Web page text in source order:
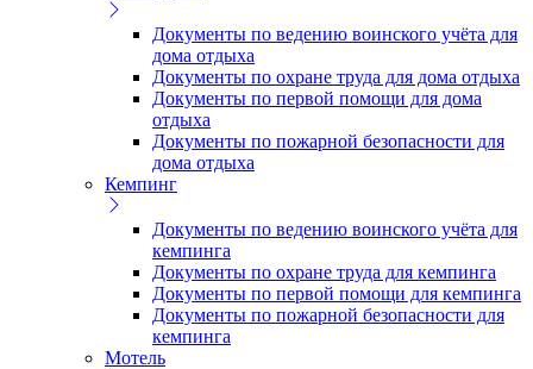
Документы по ведению воинского учёта для
дома отдыха
Документы по охране труда для дома отдыха
Документы по первой помощи для дома
отдыха
Документы по пожарной безопасности для
дома отдыха
Кемпинг
Документы по ведению воинского учёта для
кемпинга
Документы по охране труда для кемпинга
Документы по первой помощи для кемпинга
Документы по пожарной безопасности для
кемпинга
Мотель